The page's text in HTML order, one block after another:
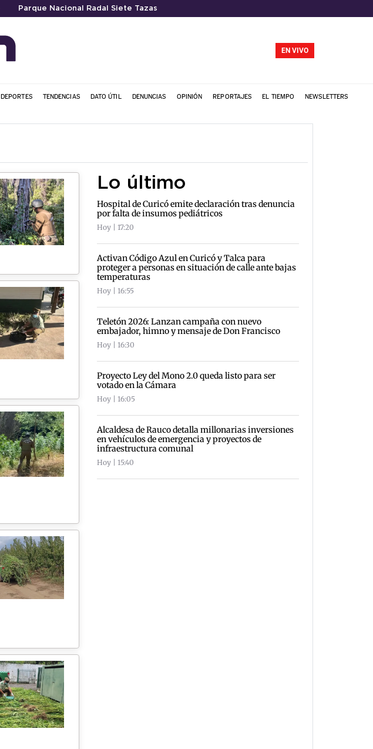
Parque Nacional Radal Siete Tazas
EN VIVO
DEPORTES TENDENCIAS DATO ÚTIL DENUNCIAS OPINIÓN REPORTAJES EL TIEMPO NEWSLETTERS
Lo último
Hospital de Curicó emite declaración tras denuncia
por falta de insumos pediátricos
Hoy | 17:20
Activan Código Azul en Curicó y Talca para
proteger a personas en situación de calle ante bajas
temperaturas
Hoy | 16:55
Teletón 2026: Lanzan campaña con nuevo
embajador, himno y mensaje de Don Francisco
Hoy | 16:30
Proyecto Ley del Mono 2.0 queda listo para ser
votado en la Cámara
Hoy | 16:05
Alcaldesa de Rauco detalla millonarias inversiones
en vehículos de emergencia y proyectos de
infraestructura comunal
Hoy | 15:40